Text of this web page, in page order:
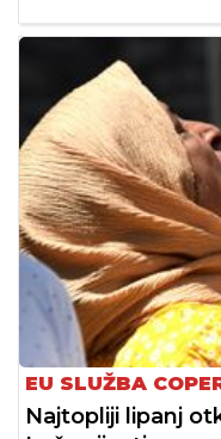
EU SLUŽBA
Najtopliji lipanj